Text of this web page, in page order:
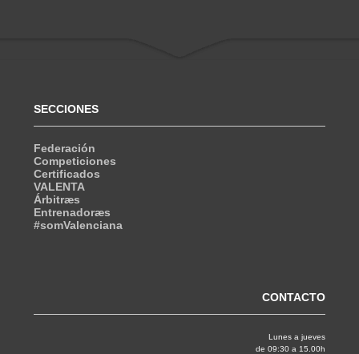
SECCIONES
Federación
Competiciones
Certificados
VALENTA
Árbitræs
Entrenadoræs
#somValenciana
CONTACTO
Lunes a jueves
de 09:30 a 15.00h